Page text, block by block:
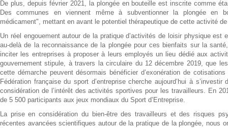
De plus, depuis février 2021, la plongée en bouteille est inscrite comme
Des communes en viennent même à subventionner la plongée en
médicament", mettant en avant le potentiel thérapeutique de cette activité
Un réel engouement autour de la pratique d’activités de loisir physique est
au-delà de la reconnaissance de la plongée pour ces bienfaits sur la
inciter les entreprises à proposer à leurs employés un lieu dédié aux
gouvernement stipule, à travers la circulaire du 12 décembre 2019, que
cette démarche peuvent désormais bénéficier d’exonération de
Fédération française du sport d’entreprise cherche aujourd’hui à
considération de l’intérêt des activités sportives pour les travailleurs. En
de 5 500 participants aux jeux mondiaux du Sport d’Entreprise.
La prise en considération du bien-être des travailleurs et des risques
récentes avancées scientifiques autour de la pratique de la plongée, nous